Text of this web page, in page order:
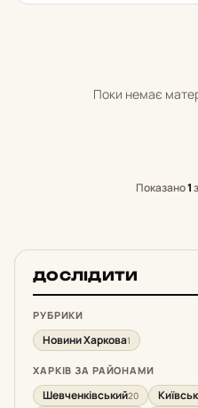
Поки немає
Показано1з
ДОСЛІДИТИ
РУБРИКИ
Новини Харкова1
ХАРКІВ ЗА РАЙОНАМИ
Шевченківський20